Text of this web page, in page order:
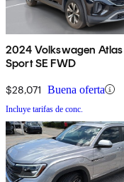
2024 Volkswagen
Sport SE FWD
$28,071 Buena oferta
Incluye tarifas de conc.